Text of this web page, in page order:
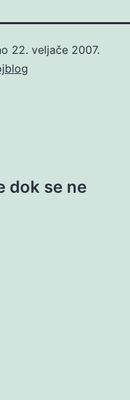
22. veljače 2007.
dok se ne